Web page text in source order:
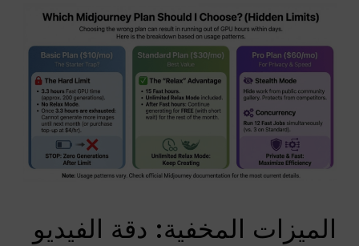
الميزات المخفية: دقة الفيديو